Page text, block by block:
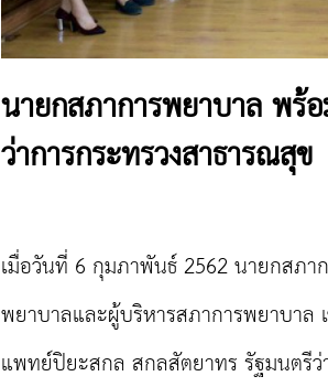
นายกสภาการพยาบาล พร้
ว่าการกระทรวงสาธารณสุข
เมื่อวันที่ 6 กุมภาพันธ์2562นายกสภา
พยาบาลและผู้บริหารสภาการพยาบาล
แพทย์ปิยะสกล สกลสัตยาทร รัฐมนตรีว่